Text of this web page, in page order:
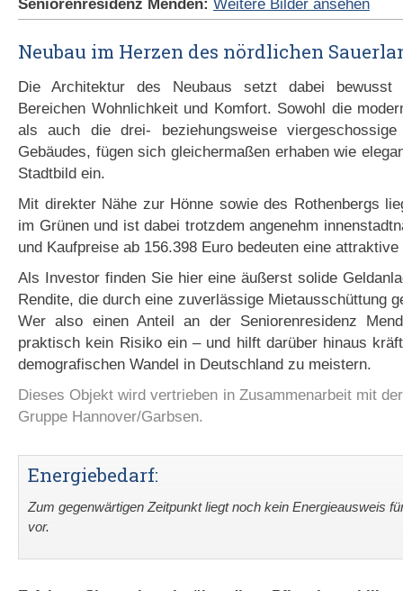
Seniorenresidenz Menden: Weitere Bilder ansehen
Neubau im Herzen des nördlichen
Die Architektur des Neubaus setzt dabei bewusst
Bereichen Wohnlichkeit und Komfort. Sowohl die
als auch die drei- beziehungsweise viergeschossige
Gebäudes, fügen sich gleichermaßen erhaben wie
Stadtbild ein.
Mit direkter Nähe zur Hönne sowie des Rothenbergs
im Grünen und ist dabei trotzdem angenehm
und Kaufpreise ab 156.398 Euro bedeuten eine
Als Investor finden Sie hier eine äußerst solide
Rendite, die durch eine zuverlässige Mietausschüttung
Wer also einen Anteil an der Seniorenresidenz
praktisch kein Risiko ein – und hilft darüber hinaus
demografischen Wandel in Deutschland zu meistern.
Dieses Objekt wird vertrieben in Zusammenarbeit mit
Gruppe Hannover/Garbsen.
Energiebedarf:
Zum gegenwärtigen Zeitpunkt liegt noch kein Energieausweis
vor.